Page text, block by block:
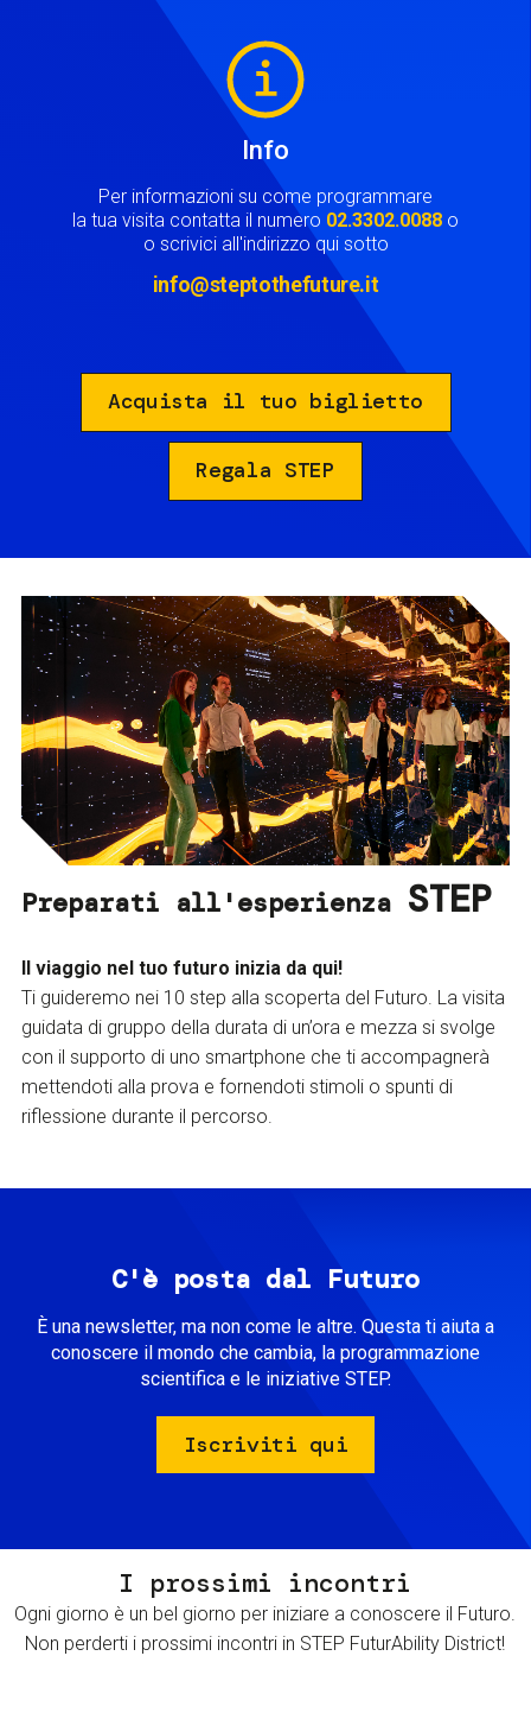
Info
Per informazioni su come programmare
la tua visita contatta il numero 02.3302.0088 o
o scrivici all'indirizzo qui sotto
info@steptothefuture.it
Acquista il tuo biglietto
Regala STEP
Preparati all'esperienza STEP
Il viaggio nel tuo futuro inizia da qui!
Ti guideremo nei 10 step alla scoperta del Futuro. La visita
guidata di gruppo della durata di un’ora e mezza si svolge
con il supporto di uno smartphone che ti accompagnerà
mettendoti alla prova e fornendoti stimoli o spunti di
riflessione durante il percorso.
C'è posta dal Futuro
È una newsletter, ma non come le altre. Questa ti aiuta a
conoscere il mondo che cambia, la programmazione
scientifica e le iniziative STEP.
Iscriviti qui
I prossimi incontri
Ogni giorno è un bel giorno per iniziare a conoscere il Futuro.
Non perderti i prossimi incontri in STEP FuturAbility District!